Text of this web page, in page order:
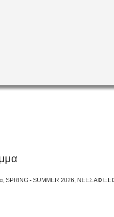
, SPRING - SUMMER 2026, ΝΕΕΣ